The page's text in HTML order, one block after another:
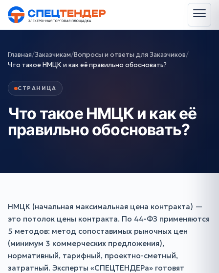
Главная/Заказчикам/Вопросы и ответы для Заказчиков/
Что такое НМЦК и как её правильно обосновать?
СТРАНИЦА
Что такое НМЦК и как её
правильно обосновать?
НМЦК (начальная максимальная цена контракта) —
это потолок цены контракта. По 44-ФЗ применяются
5 методов: метод сопоставимых рыночных цен
(минимум 3 коммерческих предложения),
нормативный, тарифный, проектно-сметный,
затратный. Эксперты «СПЕЦТЕНДЕРа» готовят